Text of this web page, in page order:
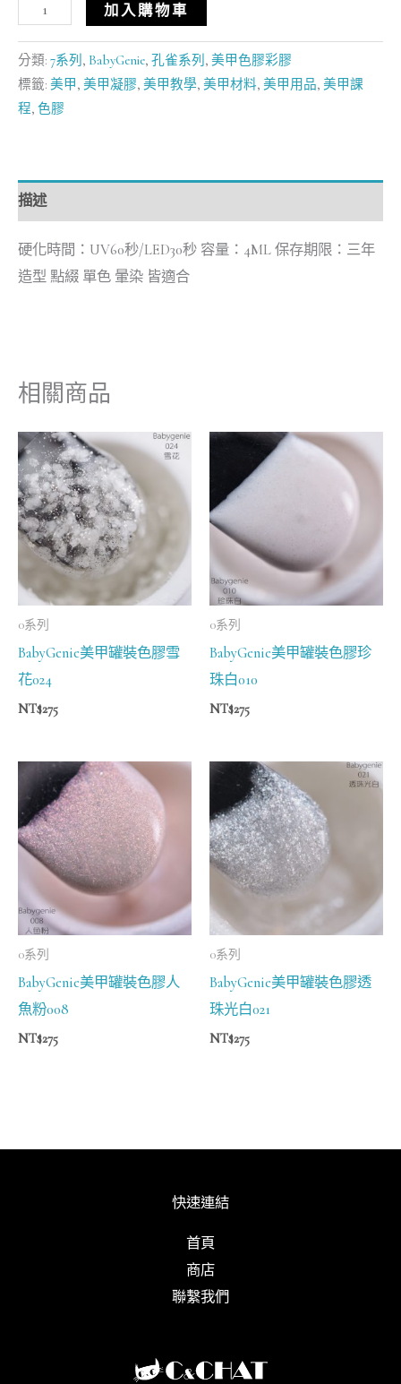
加入購物車
分類: 7系列 , BabyGenie, 孔雀系列 , 美甲色膠彩膠
標籤: 美甲, 美甲凝膠, 美甲教學, 美甲材料, 美甲用品, 美甲課
程, 色膠
描述
硬化時間：UV60秒/LED30秒 容量：4ML 保存期限：三年
造型 點綴 單色 暈染 皆適合
相關商品
0系列
BabyGenie美甲罐裝色膠雪
花024
NT$275
0系列
BabyGenie美甲罐裝色膠珍
珠白010
NT$275
0系列
BabyGenie美甲罐裝色膠人
魚粉008
NT$275
0系列
BabyGenie美甲罐裝色膠透
珠光白021
NT$275
快速連結
首頁
商店
聯繫我們